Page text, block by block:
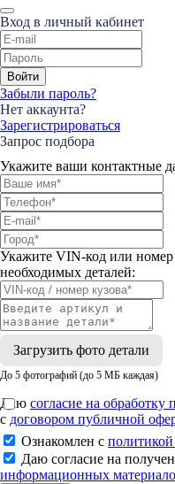
Вход в личный кабинет
Войти
Забыли пароль?
Нет аккаунта?
Зарегистрироваться
Запрос подбора
Укажите ваши контактные
Укажите VIN-код или номер
необходимых деталей:
Загрузить фото детали
До 5 фотографий (до 5 МБ каждая)
Даю согласие на
с договором публичной
Ознакомлен с
Даю согласие на
информационных